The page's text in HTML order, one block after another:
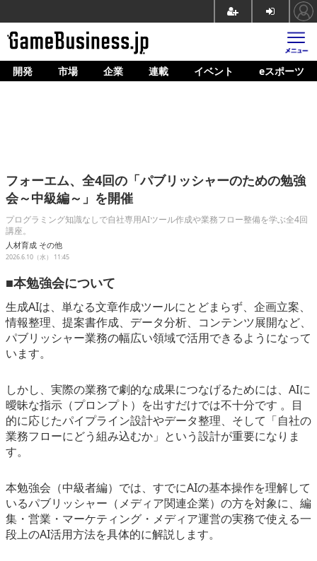
ホーム
企業動向
人材育成
産業政策
連載
イベント/セミナー
eスポーツ
開発 市場 企業 連載 イベント eスポーツ
フォーエム、全4回の「パブリッシャーのための勉強
会～中級編～」を開催
プログラミング知識なしで自社専用AIツール作成や業務フロー整備を学ぶ全4回
講座。
人材育成 その他
2026.6.10（水） 11:45
■本勉強会について
生成AIは、単なる文章作成ツールにとどまらず、企画立案、
情報整理、提案書作成、データ分析、コンテンツ展開など、
パブリッシャー業務の幅広い領域で活用できるようになって
います。
しかし、実際の業務で劇的な成果につなげるためには、AIに
曖昧な指示（プロンプト）を出すだけでは不十分です 。目
的に応じたパイプライン設計やデータ整理、そして「自社の
業務フローにどう組み込むか」という設計が重要になりま
す。
本勉強会（中級者編）では、すでにAIの基本操作を理解して
いるパブリッシャー（メディア関連企業）の方を対象に、編
集・営業・マーケティング・メディア運営の実務で使える一
段上のAI活用方法を具体的に解説します。